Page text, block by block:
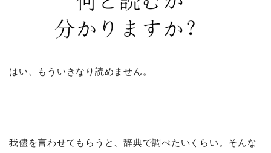
はい、もういきなり読めません。
我儘を言わせてもらうと、辞典で調べたいくらい。そんな